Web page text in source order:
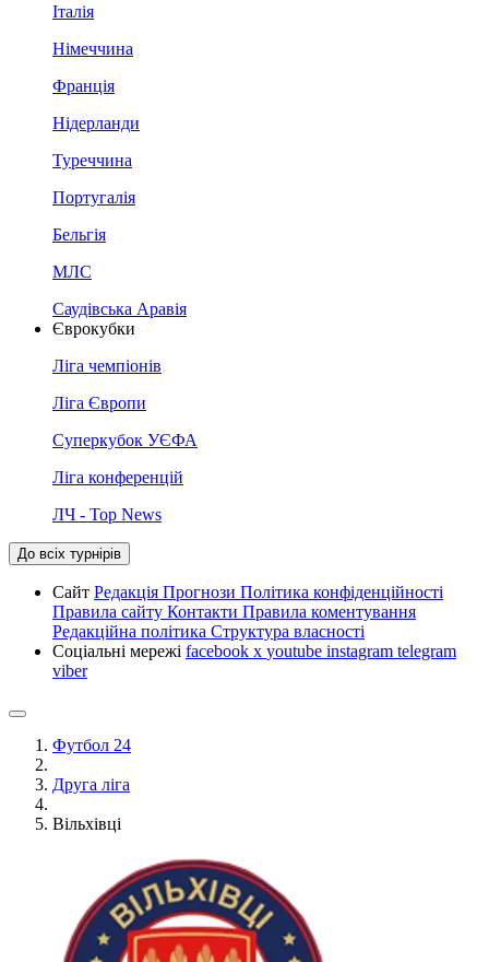
Італія
Німеччина
Франція
Нідерланди
Туреччина
Португалія
Бельгія
МЛС
Саудівська Аравія
Єврокубки
Ліга чемпіонів
Ліга Європи
Суперкубок УЄФА
Ліга конференцій
ЛЧ - Top News
До всіх турнірів
Сайт Редакція Прогнози Політика конфіденційності
Правила сайту Контакти Правила коментування
Редакційна політика Структура власності
Соціальні мережі facebook x youtube instagram telegram
viber
Футбол 24
Друга ліга
Вільхівці